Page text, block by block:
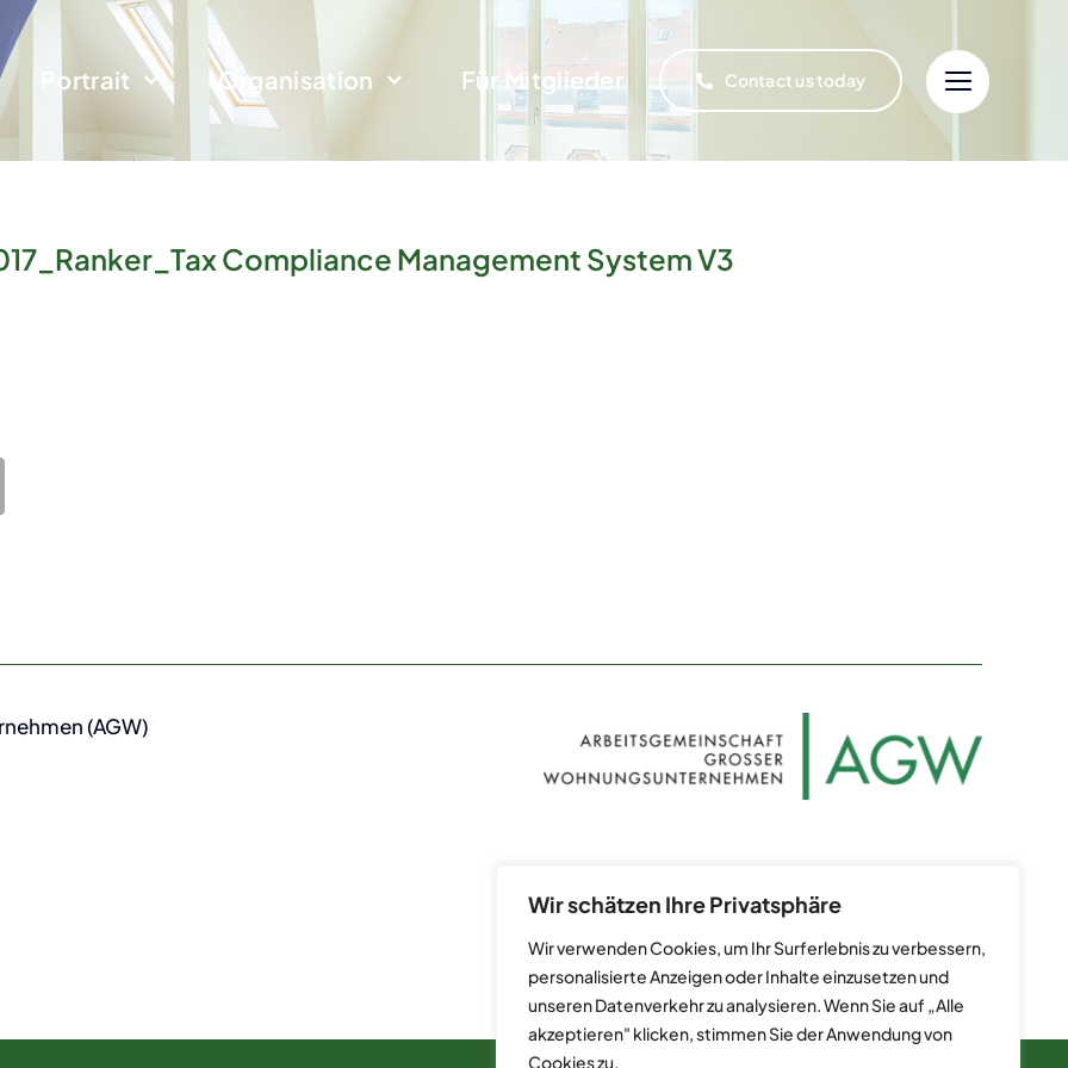
Wir schätzen Ihre Privatsphäre
Wir verwenden Cookies, um Ihr Surferlebnis zu verbessern,
personalisierte Anzeigen oder Inhalte einzusetzen und
unseren Datenverkehr zu analysieren. Wenn Sie auf „Alle
akzeptieren" klicken, stimmen Sie der Anwendung von
Cookies zu.
Portrait Organisation Für Mitglieder Contact us today
Compliance Management System V3
(AGW)